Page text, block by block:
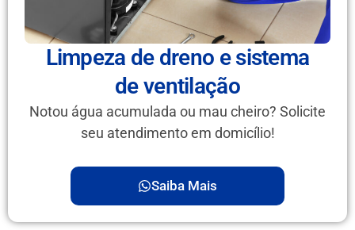
Limpeza de dreno e sistema
de ventilação
Notou água acumulada ou mau cheiro? Solicite
seu atendimento em domicílio!
Saiba Mais